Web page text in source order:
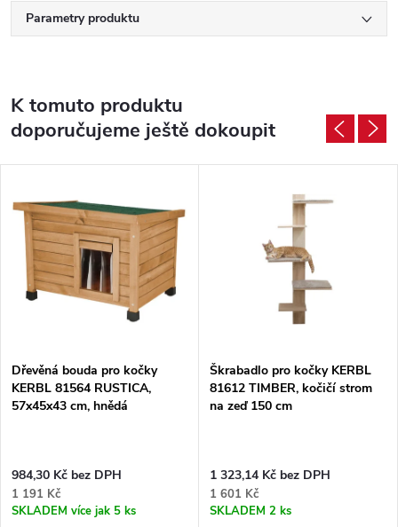
Parametry produktu
K tomuto produktu
doporučujeme ještě dokoupit
Dřevěná bouda pro kočky
KERBL 81564 RUSTICA,
57x45x43 cm, hnědá
984,30 Kč bez DPH
1 191 Kč
SKLADEM více jak 5 ks
Škrabadlo pro kočky KERBL
81612 TIMBER, kočičí strom
na zeď 150 cm
1 323,14 Kč bez DPH
1 601 Kč
SKLADEM 2 ks